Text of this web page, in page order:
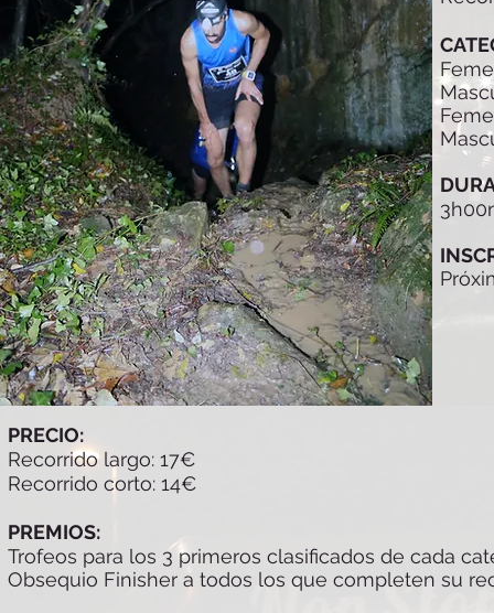
PRECIO:
Recorrido largo: 17€
Recorrido corto: 14€
PREMIOS:
Trofeos para los 3 primeros clasificados de cada
Obsequio Finisher a todos los que completen su